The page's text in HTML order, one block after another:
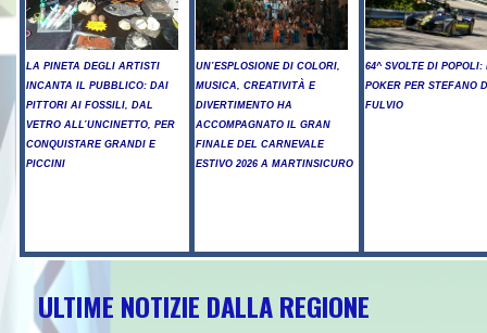
LA PINETA DEGLI ARTISTI
INCANTA IL PUBBLICO: DAI
PITTORI AI FOSSILI, DAL
VETRO ALL’UNCINETTO, PER
CONQUISTARE GRANDI E
PICCINI
UN’ESPLOSIONE DI COLORI,
MUSICA, CREATIVITÀ E
DIVERTIMENTO HA
ACCOMPAGNATO IL GRAN
FINALE DEL CARNEVALE
ESTIVO 2026 A MARTINSICURO
64^ SVOLTE DI POPOLI:
POKER PER STEFANO
FULVIO
ULTIME NOTIZIE DALLA REGIONE